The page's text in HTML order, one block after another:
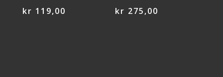
kr 119,00 kr 275,00